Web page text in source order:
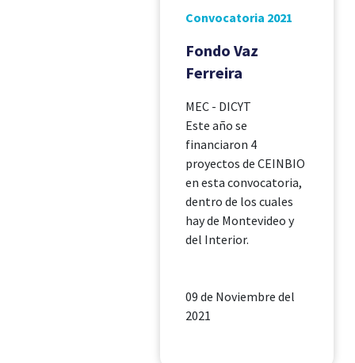
Convocatoria 2021
Fondo Vaz
Ferreira
MEC - DICYT
Este año se
financiaron 4
proyectos de CEINBIO
en esta convocatoria,
dentro de los cuales
hay de Montevideo y
del Interior.
09 de Noviembre del
2021